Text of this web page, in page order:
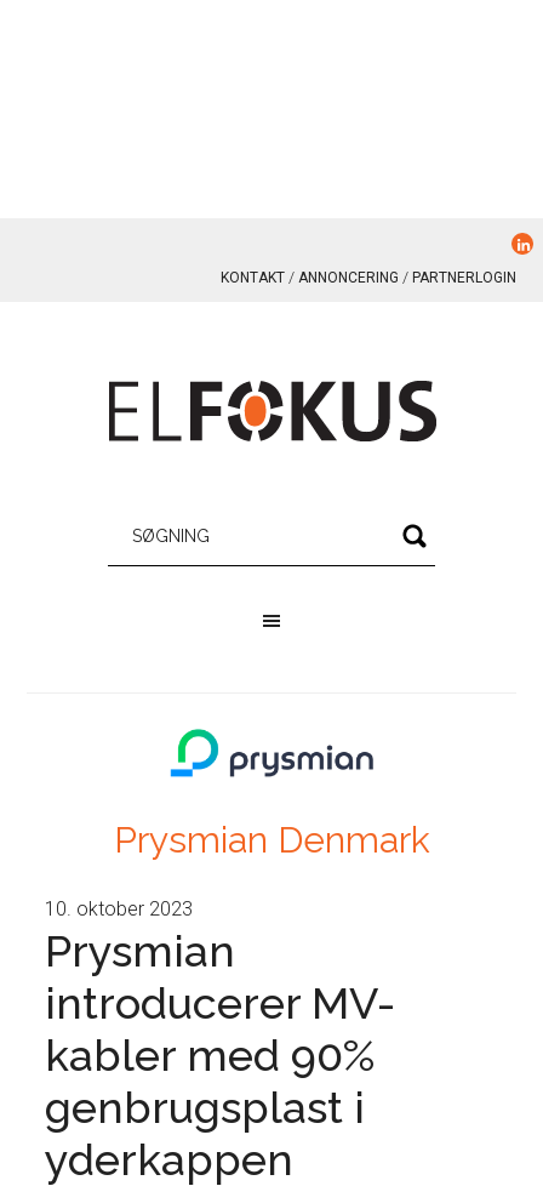
KONTAKT ANNONCERING PARTNERLOGIN
Prysmian Denmark
10. oktober 2023
Prysmian
introducerer MV-
kabler med 90%
genbrugsplast i
yderkappen